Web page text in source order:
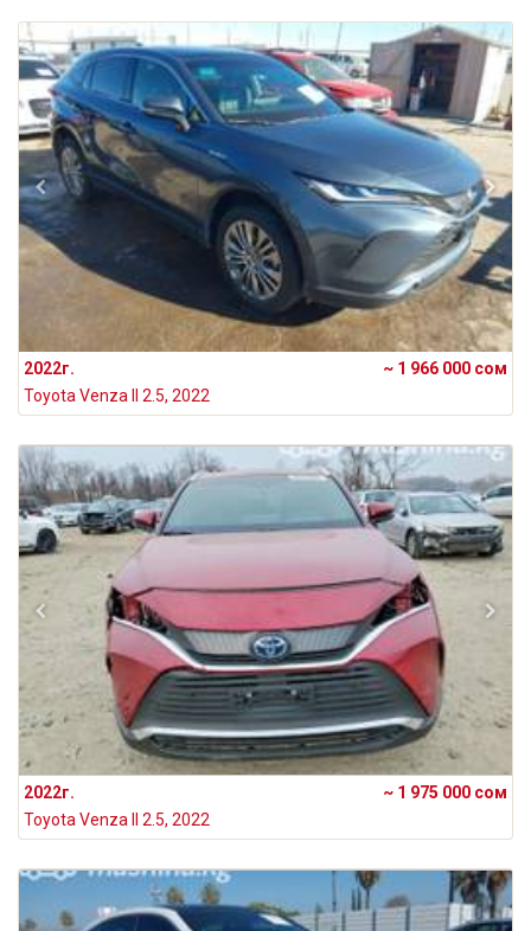
2022г.
~ 1 966 000 сом
Toyota Venza II 2.5, 2022
2022г.
~ 1 975 000 сом
Toyota Venza II 2.5, 2022